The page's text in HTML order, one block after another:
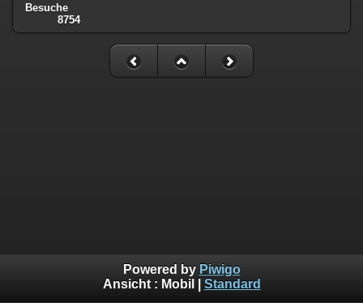
Besuche
8754
Powered by Piwigo
Ansicht : Mobil Standard